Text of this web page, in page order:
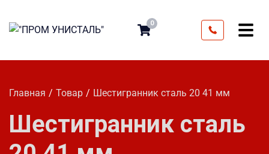
0
Главная Товар Шестигранник сталь 20 41 мм
Шестигранник сталь